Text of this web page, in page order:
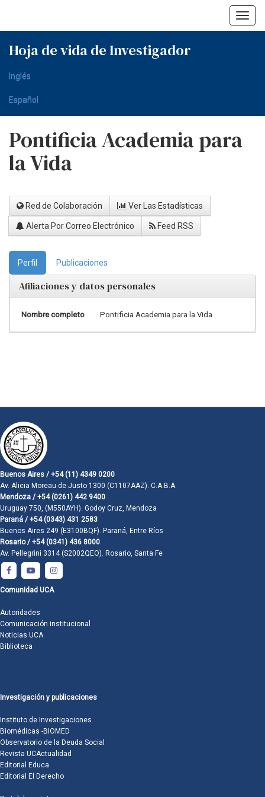
Hoja de vida de Investigador
Inglés
Español
Pontificia Academia para
la Vida
Red de Colaboración Ver Las Estadísticas
Alerta Por Correo Electrónico Feed RSS
Perfil Publicaciones
Afiliaciones y datos personales
Nombre completo Pontificia Academia para la Vida
Buenos Aires / +54 (11) 4349 0200
Av. Alicia Moreau de Justo 1300 (C1107AAZ). C.A.B.A.
Mendoza / +54 (0261) 442 9400
Uruguay 750, (M550AYH). Godoy Cruz, Mendoza
Paraná / +54 (0343) 431 2583
Buenos Aires 249 (E3100BQF). Paraná, Entre Ríos
Rosario / +54 (0341) 436 8000
Av. Pellegrini 3314 (S2002QEO). Rosario, Santa Fe
Comunidad UCA
Autoridades
Comunicación institucional
Noticias UCA
Biblioteca
Investigación y publicaciones
Instituto de Investigaciones
Biomédicas -BIOMED
Observatorio de la Deuda Social
Revista UCActualidad
Editorial Educa
Editorial El Derecho